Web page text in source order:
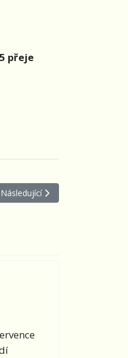
přeje
Další článek: Prázdniny v Telči /
Následující